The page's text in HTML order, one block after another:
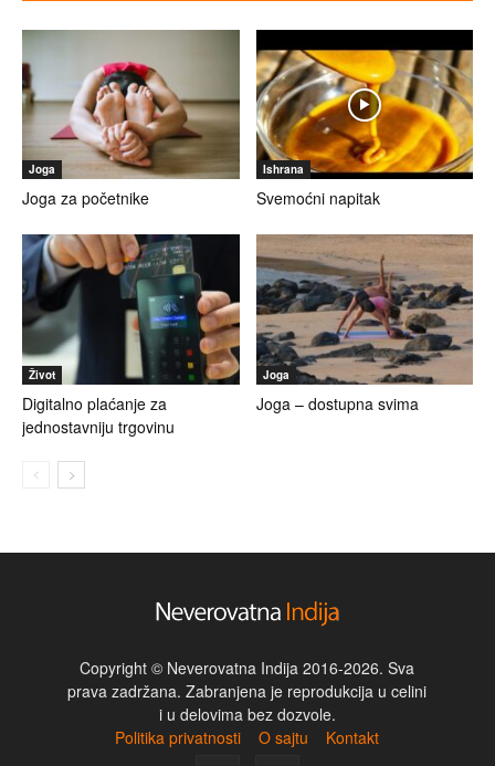
Joga
Joga za početnike
Ishrana
Svemoćni napitak
Život
Digitalno plaćanje za
jednostavniju trgovinu
Joga
Joga – dostupna svima
Copyright © Neverovatna Indija 2016-2026. Sva
prava zadržana. Zabranjena je reprodukcija u celini
i u delovima bez dozvole.
Politika privatnosti
O sajtu Kontakt